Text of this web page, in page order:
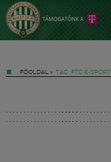
FŐOLDAL » TAG: FTC E-SPORT